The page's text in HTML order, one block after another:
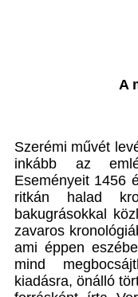
A
Szerémi művét
inkább az
Eseményeit 1456
ritkán halad
bakugrásokkal
zavaros
ami éppen
mind
kiadásra, önálló